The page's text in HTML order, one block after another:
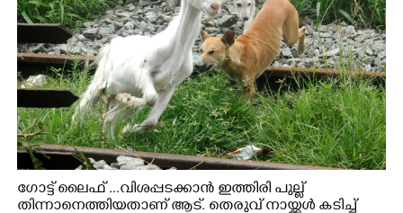
ഗോട്ട് ലൈഫ് ...വിശപ്പടക്കാൻ ഇത്തിരി പുല്ല്
തിന്നാനെത്തിയതാണ് ആട്. തെരുവ് നായ്ക്കൾ കടിച്ച്